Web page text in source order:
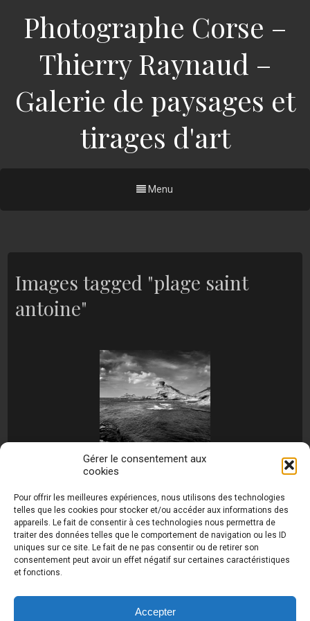
Gérer le consentement aux
cookies
Pour offrir les meilleures expériences, nous utilisons des technologies
telles que les cookies pour stocker et/ou accéder aux informations des
appareils. Le fait de consentir à ces technologies nous permettra de
traiter des données telles que le comportement de navigation ou les ID
uniques sur ce site. Le fait de ne pas consentir ou de retirer son
consentement peut avoir un effet négatif sur certaines caractéristiques
et fonctions.
Accepter
Photographe Corse –
Thierry Raynaud –
Galerie de paysages et
tirages d'art
Menu
Images tagged "plage saint
antoine"
raynaud.com ©
Toutes les photos de ce site sont